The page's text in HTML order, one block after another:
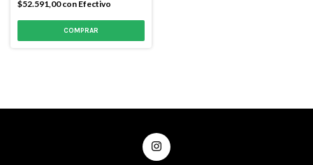
$52.591,00con Efectivo
COMPRAR